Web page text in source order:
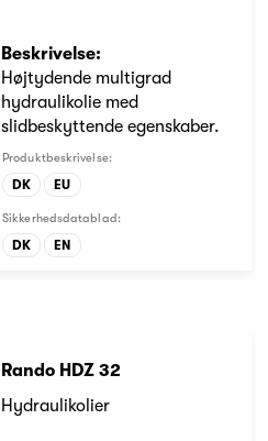
Beskrivelse:
Højtydende multigrad
hydraulikolie med
slidbeskyttende egenskaber.
Produktbeskrivelse:
DK EU
Sikkerhedsdatablad:
DK EN
Rando HDZ 32
Hydraulikolier